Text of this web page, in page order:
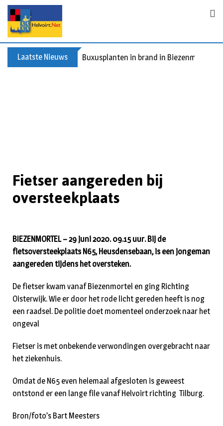
Laatste Nieuws Buxusplanten in brand in Biezenmortel,
Fietser aangereden bij
oversteekplaats
BIEZENMORTEL – 29 juni 2020. 09.15 uur. Bij de
fietsoversteekplaats N65, Heusdensebaan, is een jongeman
aangereden tijdens het oversteken.
De fietser kwam vanaf Biezenmortel en ging Richting
Oisterwijk. Wie er door het rode licht gereden heeft is nog
een raadsel. De politie doet momenteel onderzoek naar het
ongeval
Fietser is met onbekende verwondingen overgebracht naar
het ziekenhuis.
Omdat de N65 even helemaal afgesloten is geweest
ontstond er een lange file vanaf Helvoirt richting Tilburg.
Bron/foto’s Bart Meesters